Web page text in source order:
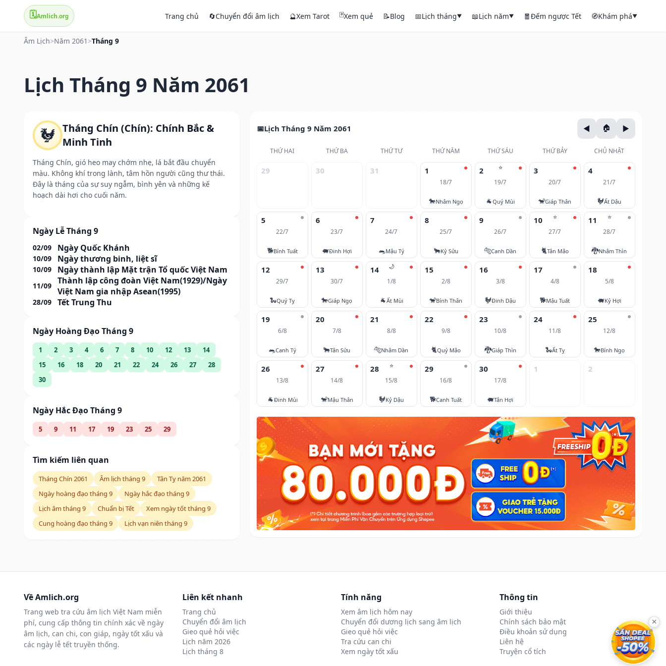
🗓️Amlich.org Trang chủ 🔄Chuyển đổi âm lịch 🔮Xem Tarot 🃏Xem quẻ 📝Blog 📅Lịch tháng▼ 📖Lịch năm▼ 🧧Đếm ngược Tết 🧭Khám phá▼
Âm Lịch>Năm 2061 >Tháng 9
Lịch Tháng 9 Năm 2061
🐓 Tháng Chín (Chín): Chính Bắc &
Minh Tinh
Tháng Chín, gió heo may chớm nhẹ, lá bắt đầu chuyển
màu. Không khí trong lành, tâm hồn người cũng thư thái.
Đây là tháng của sự suy ngẫm, bình yên và những kế
hoạch dài hơi cho cuối năm.
Ngày Lễ Tháng 9
02/09 Ngày Quốc Khánh
10/09 Ngày thương binh, liệt sĩ
10/09 Ngày thành lập Mặt trận Tổ quốc Việt Nam
11/09
Thành lập công đoàn Việt Nam(1929)/Ngày
Việt Nam gia nhập Asean(1995)
28/09 Tết Trung Thu
Ngày Hoàng Đạo Tháng 9
1 2 3 4 6 7 8 10 12 13
14
15
16 18 20 21 22 24 26 27
28
30
Ngày Hắc Đạo Tháng 9
5 9 11 17 19 23 25 29
Tìm kiếm liên quan
Tháng Chín 2061 Âm lịch tháng 9
Tân Tỵ năm 2061
Ngày hoàng đạo tháng 9
Ngày hắc đạo tháng 9
Lịch âm tháng 9
Chuẩn bị Tết
Xem ngày tốt tháng 9
Cung hoàng đạo tháng 9
Lịch vạn niên tháng 9
Lịch Tháng 9 Năm 2061
THỨ HAI THỨ BA THỨ TƯ THỨ NĂM THỨ SÁU THỨ BẢY CHỦ NHẬT
29 30 31 1
18/7
🐎Nhâm Ngọ
⭐
2
19/7
🐐Quý Mùi
3
20/7
🐒Giáp Thân
4
21/7
🐓Ất Dậu
5
22/7
🐕Bính Tuất
6
23/7
🐖Đinh Hợi
7
24/7
🐀Mậu Tý
8
25/7
🐂Kỷ Sửu
9
26/7
🐅Canh Dần
⭐
10
27/7
🐈Tân Mão
⭐
11
28/7
🐉Nhâm Thìn
12
29/7
🐍Quý Tỵ
13
30/7
🐎Giáp Ngọ
🌙
14
1/8
🐐Ất Mùi
15
2/8
🐒Bính Thân
16
3/8
🐓Đinh Dậu
17
4/8
🐕Mậu Tuất
18
5/8
🐖Kỷ Hợi
19
6/8
🐀Canh Tý
20
7/8
🐂Tân Sửu
21
8/8
🐅Nhâm Dần
22
9/8
🐈Quý Mão
23
10/8
🐉Giáp Thìn
24
11/8
🐍Ất Tỵ
25
12/8
🐎Bính Ngọ
26
13/8
🐐Đinh Mùi
27
14/8
🐒Mậu Thân
⭐
28
15/8
🐓Kỷ Dậu
29
16/8
🐕Canh Tuất
30
17/8
🐖Tân Hợi
1 2
Về Amlich.org
Trang web tra cứu âm lịch Việt Nam miễn
phí, cung cấp thông tin chính xác về ngày
âm lịch, can chi, con giáp, ngày tốt xấu và
các ngày lễ tết truyền thống.
Liên kết nhanh
Trang chủ
Chuyển đổi âm lịch
Gieo quẻ hỏi việc
Lịch năm 2026
Lịch tháng 8
Tính năng
Xem âm lịch hôm nay
Chuyển đổi dương lịch sang âm lịch
Gieo quẻ hỏi việc
Tra cứu can chi
Xem ngày tốt xấu
Thông tin
Giới thiệu
Chính sách bảo mật
Điều khoản sử dụng
Liên hệ
Truyện cổ tích
×